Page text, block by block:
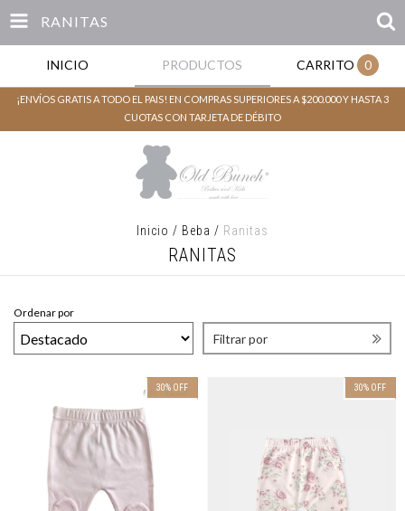
RANITAS
INICIO PRODUCTOS CARRITO 0
¡ENVÍOS GRATIS A TODO EL PAIS! EN COMPRAS SUPERIORES A $200.000 Y HASTA 3
CUOTAS CON TARJETA DE DÉBITO
Inicio / Beba / Ranitas
RANITAS
Ordenar por
Filtrar por
30% OFF 30% OFF